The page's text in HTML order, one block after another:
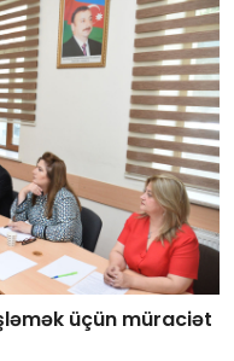
üçün müraciət